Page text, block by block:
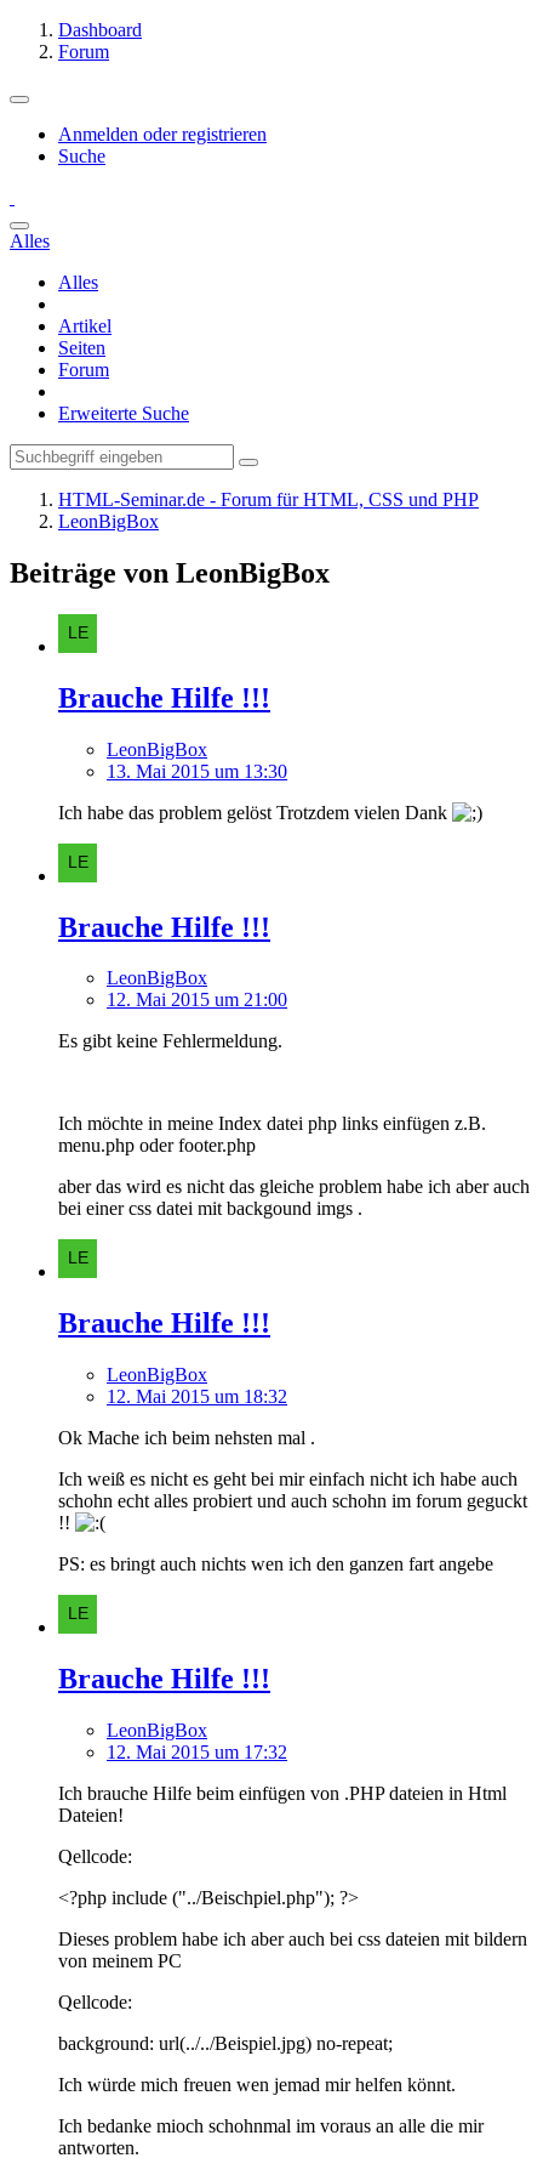
Dashboard
Forum
Anmelden oder registrieren
Suche
Alles
Alles
Artikel
Seiten
Forum
Erweiterte Suche
HTML-Seminar.de - Forum für HTML, CSS und PHP
LeonBigBox
Beiträge von LeonBigBox
Brauche Hilfe !!!
LeonBigBox
13. Mai 2015 um 13:30
Ich habe das problem gelöst Trotzdem vielen Dank
Brauche Hilfe !!!
LeonBigBox
12. Mai 2015 um 21:00
Es gibt keine Fehlermeldung.
Ich möchte in meine Index datei php links einfügen z.B.
menu.php oder footer.php
aber das wird es nicht das gleiche problem habe ich aber auch
bei einer css datei mit backgound imgs .
Brauche Hilfe !!!
LeonBigBox
12. Mai 2015 um 18:32
Ok Mache ich beim nehsten mal .
Ich weiß es nicht es geht bei mir einfach nicht ich habe auch
schohn echt alles probiert und auch schohn im forum geguckt
!!
PS: es bringt auch nichts wen ich den ganzen fart angebe
Brauche Hilfe !!!
LeonBigBox
12. Mai 2015 um 17:32
Ich brauche Hilfe beim einfügen von .PHP dateien in Html
Dateien!
Qellcode:
<?php include ("../Beischpiel.php"); ?>
Dieses problem habe ich aber auch bei css dateien mit bildern
von meinem PC
Qellcode:
background: url(../../Beispiel.jpg) no-repeat;
Ich würde mich freuen wen jemad mir helfen könnt.
Ich bedanke mioch schohnmal im voraus an alle die mir
antworten.